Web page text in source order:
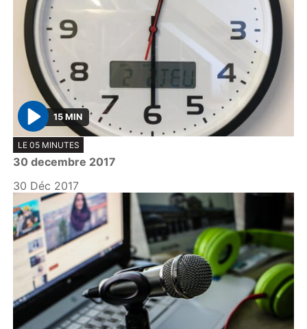
P
l
a
y
15 MIN
LE 05 MINUTES
30 decembre 2017
30 Déc 2017